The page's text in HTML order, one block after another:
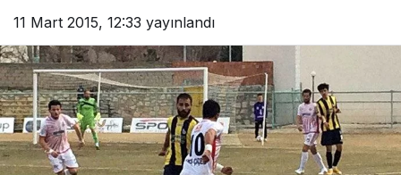
11 Mart 2015, 12:33 yayınlandı